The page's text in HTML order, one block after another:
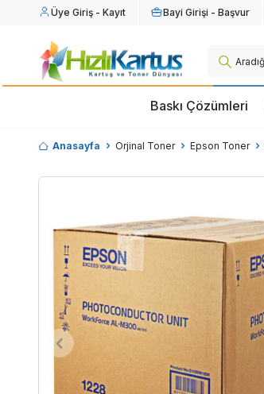
Üye Giriş - Kayıt Bayi Girişi - Başvur
Baskı Çözümleri
Anasayfa Orjinal Toner Epson Toner